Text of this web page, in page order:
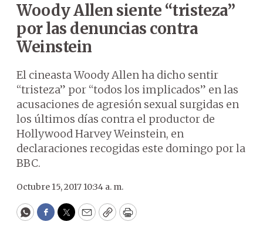
Woody Allen siente “tristeza”
por las denuncias contra
Weinstein
El cineasta Woody Allen ha dicho sentir
“tristeza” por “todos los implicados” en las
acusaciones de agresión sexual surgidas en
los últimos días contra el productor de
Hollywood Harvey Weinstein, en
declaraciones recogidas este domingo por la
BBC.
Octubre 15, 2017 10:34 a. m.
WhatsApp
Facebook
Twitter
EmailCopyPrint